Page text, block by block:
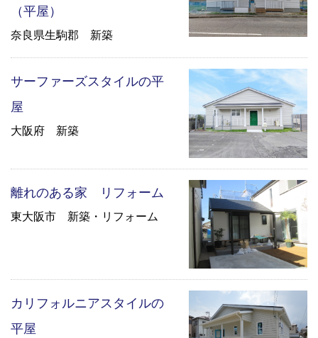
（平屋）
奈良県生駒郡 新築
サーファーズスタイルの平
屋
大阪府 新築
離れのある家 リフォーム
東大阪市 新築・リフォーム
カリフォルニアスタイルの
平屋